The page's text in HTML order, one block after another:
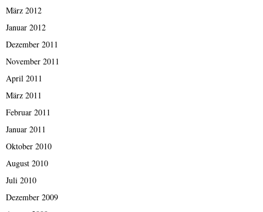
März 2012
Januar 2012
Dezember 2011
November 2011
April 2011
März 2011
Februar 2011
Januar 2011
Oktober 2010
August 2010
Juli 2010
Dezember 2009